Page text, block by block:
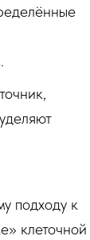
подходу к
клеточной